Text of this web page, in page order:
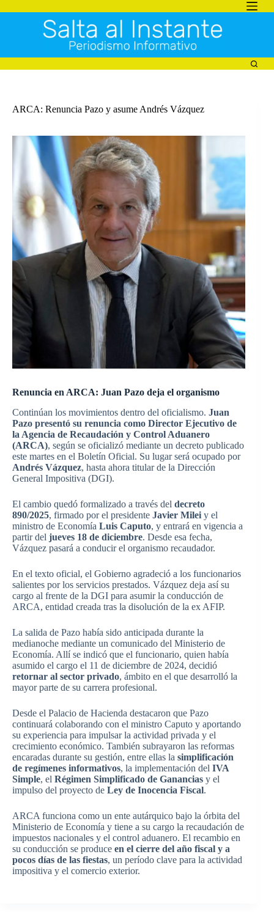
al
ARCA: Renuncia Pazo y asume Andrés Vázquez
Renuncia en ARCA: Juan Pazo deja el organismo
Continúan los movimientos dentro del oficialismo. Juan
Pazo presentó su renuncia como Director Ejecutivo de
la Agencia de Recaudación y Control Aduanero
(ARCA), según se oficializó mediante un decreto publicado
este martes en el Boletín Oficial. Su lugar será ocupado por
Andrés Vázquez, hasta ahora titular de la Dirección
General Impositiva (DGI).
El cambio quedó formalizado a través del decreto
890/2025, firmado por el presidente Javier Milei y el
ministro de Economía Luis Caputo, y entrará en vigencia a
partir del jueves 18 de diciembre. Desde esa fecha,
Vázquez pasará a conducir el organismo recaudador.
En el texto oficial, el Gobierno agradeció a los funcionarios
salientes por los servicios prestados. Vázquez deja así su
cargo al frente de la DGI para asumir la conducción de
ARCA, entidad creada tras la disolución de la ex AFIP.
La salida de Pazo había sido anticipada durante la
medianoche mediante un comunicado del Ministerio de
Economía. Allí se indicó que el funcionario, quien había
asumido el cargo el 11 de diciembre de 2024, decidió
retornar al sector privado, ámbito en el que desarrolló la
mayor parte de su carrera profesional.
Desde el Palacio de Hacienda destacaron que Pazo
continuará colaborando con el ministro Caputo y aportando
su experiencia para impulsar la actividad privada y el
crecimiento económico. También subrayaron las reformas
encaradas durante su gestión, entre ellas la simplificación
de regímenes informativos, la implementación del IVA
Simple, el Régimen Simplificado de Ganancias y el
impulso del proyecto de Ley de Inocencia Fiscal.
ARCA funciona como un ente autárquico bajo la órbita del
Ministerio de Economía y tiene a su cargo la recaudación de
impuestos nacionales y el control aduanero. El recambio en
su conducción se produce en el cierre del año fiscal y a
pocos días de las fiestas, un período clave para la actividad
impositiva y el comercio exterior.